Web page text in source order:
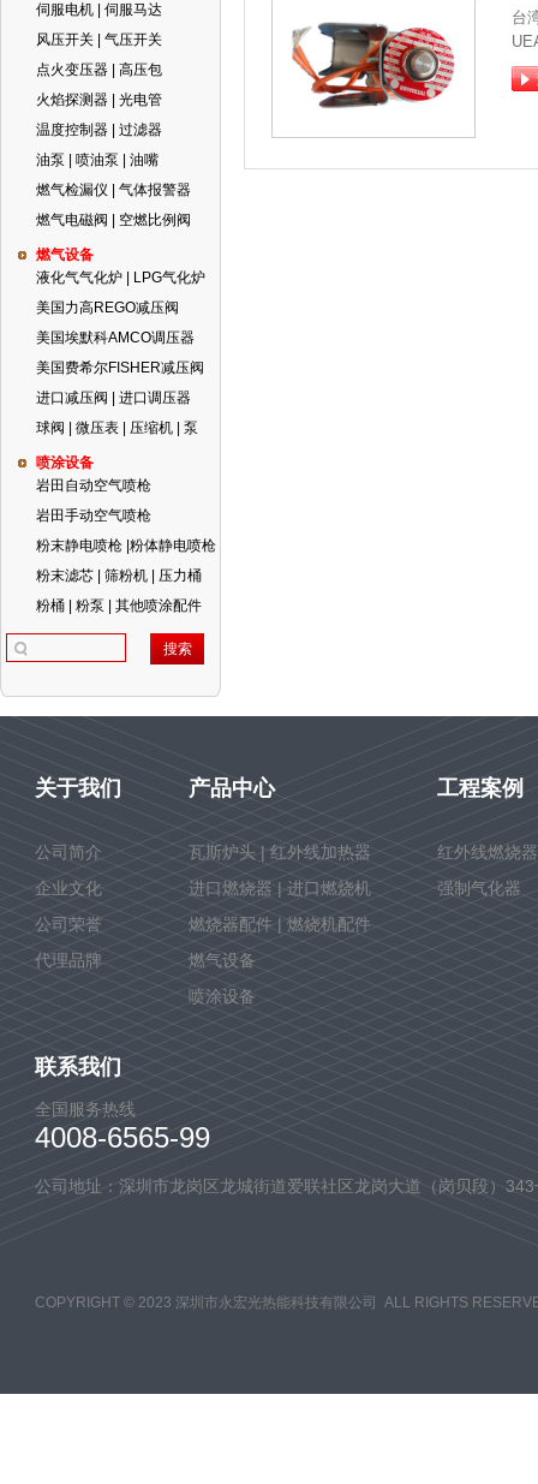
伺服电机 | 伺服马达
风压开关 | 气压开关
点火变压器 | 高压包
火焰探测器 | 光电管
温度控制器 | 过滤器
油泵 | 喷油泵 | 油嘴
燃气检漏仪 | 气体报警器
燃气电磁阀 | 空燃比例阀
燃气设备
液化气气化炉 | LPG气化炉
美国力高REGO减压阀
美国埃默科AMCO调压器
美国费希尔FISHER减压阀
进口减压阀 | 进口调压器
球阀 | 微压表 | 压缩机 | 泵
喷涂设备
岩田自动空气喷枪
岩田手动空气喷枪
粉末静电喷枪 |粉体静电喷枪
粉末滤芯 | 筛粉机 | 压力桶
粉桶 | 粉泵 | 其他喷涂配件
台
关于我们
公司简介
企业文化
公司荣誉
代理品牌
产品中心
瓦斯炉头 | 红外线加热器
进口燃烧器 | 进口燃烧机
燃烧器配件 | 燃烧机配件
燃气设备
喷涂设备
工程案例
红外线燃烧器
强制气化器
联系我们
全国服务热线
4008-6565-99
公司地址：深圳市龙岗区龙城街道爱联社区龙岗大道（岗贝段）343
COPYRIGHT © 2023 深圳市永宏光热能科技有限公司 ALL RIGHTS